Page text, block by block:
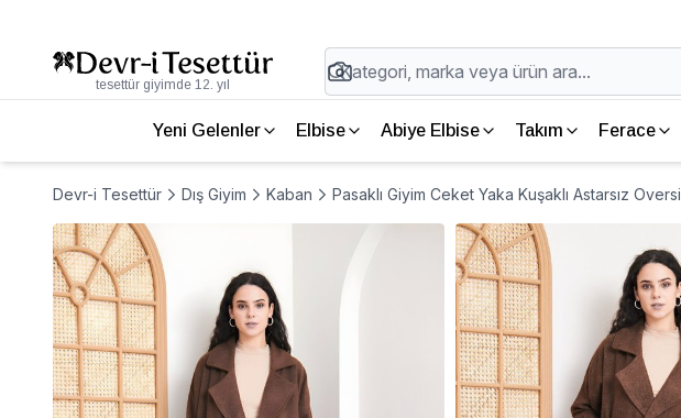
tesettür giyimde 12. yıl
Yeni Gelenler Elbise Abiye Elbise Takım Ferace
Devr-i Tesettür Dış Giyim Kaban Pasaklı Giyim Ceket Yaka Kuşaklı Astarsız